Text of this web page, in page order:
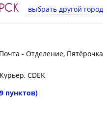
выбрать другой город
- Отделение, Пятёрочка
CDEK
пунктов)